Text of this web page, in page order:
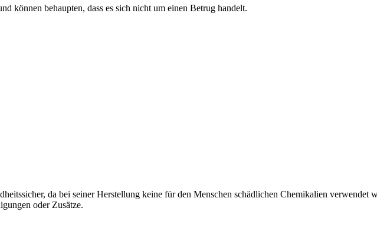
können behaupten, dass es sich nicht um einen Betrug handelt.
da bei seiner Herstellung keine für den Menschen schädlichen Chemikalien
oder Zusätze.